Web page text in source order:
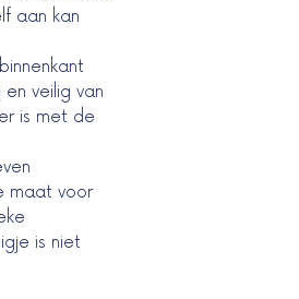
aan kan
veilig van
is met de
maat voor
is niet